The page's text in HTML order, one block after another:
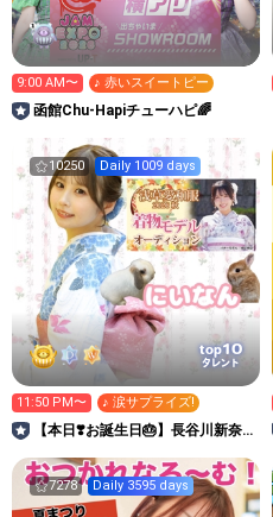
9:00 AM〜 ♪ 赤いスイートピー
函館Chu-Hapiチューハピ🌈
10250 Daily 1009 days
top10
タレント
11:50 PM〜 ♪ 涙サプライズ!
【本日❣️お誕生日🎂】長谷川新奈
7278 Daily 3595 days